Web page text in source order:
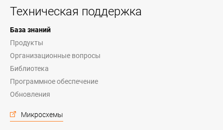
Техническая поддержка
База знаний
Продукты
Организационные вопросы
Библиотека
Программное обеспечение
Обновления
Микросхемы